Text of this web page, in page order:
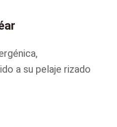
a su pelaje rizado